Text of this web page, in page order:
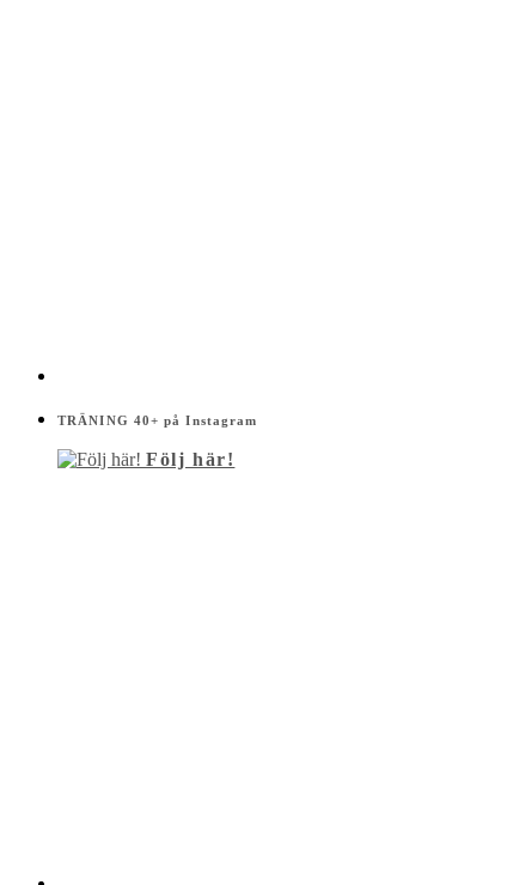
TRÄNING 40+ på Instagram
Följ här!